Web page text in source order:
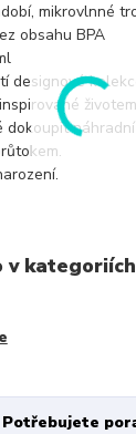
mikrovlnné
obsahu BPA
designové
dokoupit
v kategoriích
Potřebujete